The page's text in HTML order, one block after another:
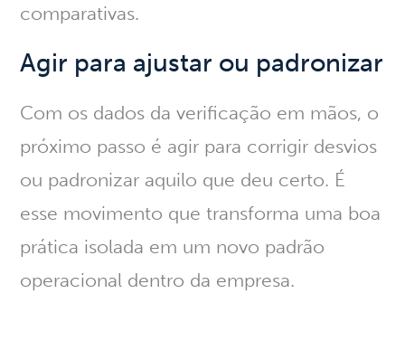
comparativas.
Agir para ajustar ou padronizar
Com os dados da verificação em mãos, o
próximo passo é agir para corrigir desvios
ou padronizar aquilo que deu certo. É
esse movimento que transforma uma boa
prática isolada em um novo padrão
operacional dentro da empresa.